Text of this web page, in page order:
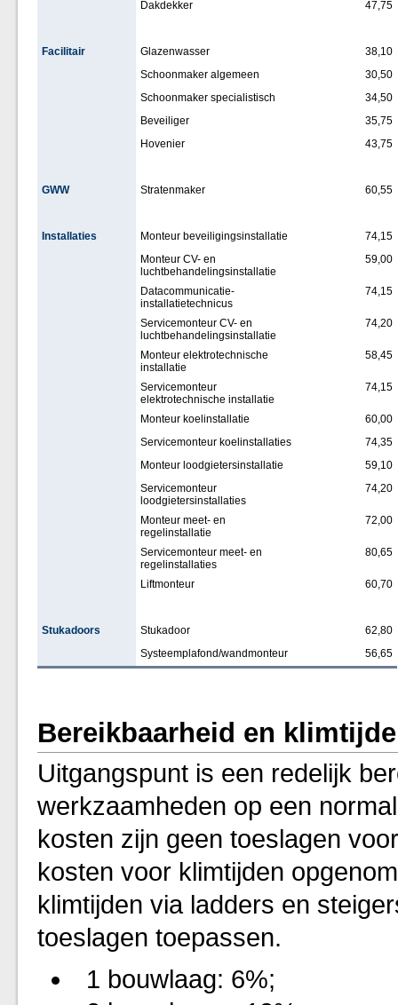
Dakdekker
47,75
Facilitair Glazenwasser
38,10
Schoonmaker algemeen
30,50
Schoonmaker specialistisch
34,50
Beveiliger
35,75
Hovenier
43,75
GWW Stratenmaker 60,55
Installaties Monteur beveiligingsinstallatie
74,15
Monteur CV- en
luchtbehandelingsinstallatie
59,00
Datacommunicatie-
installatietechnicus
74,15
Servicemonteur CV- en
luchtbehandelingsinstallatie
74,20
Monteur elektrotechnische
installatie
58,45
Servicemonteur
elektrotechnische installatie
74,15
Monteur koelinstallatie
60,00
Servicemonteur koelinstallaties
74,35
Monteur loodgietersinstallatie
59,10
Servicemonteur
loodgietersinstallaties
74,20
Monteur meet- en
regelinstallatie
72,00
Servicemonteur meet- en
regelinstallaties
80,65
Liftmonteur 60,70
Stukadoors Stukadoor
62,80
Systeemplafond/wandmonteur
56,65
Bereikbaarheid en
Uitgangspunt is een redelijk
werkzaamheden op een
kosten zijn geen toeslagen
kosten voor klimtijden
klimtijden via ladders en
toeslagen toepassen.
1 bouwlaag: 6%;